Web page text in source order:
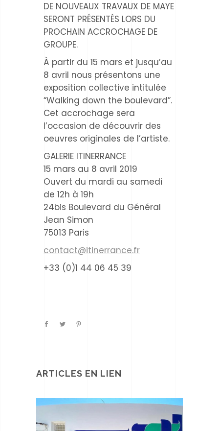
DE NOUVEAUX TRAVAUX DE MAYE
SERONT PRÉSENTÉS LORS DU
PROCHAIN ACCROCHAGE DE
GROUPE.
À partir du 15 mars et jusqu’au
8 avril nous présentons une
exposition collective intitulée
“Walking down the boulevard”.
Cet accrochage sera
l’occasion de découvrir des
oeuvres originales de l’artiste.
GALERIE ITINERRANCE
15 mars au 8 avril 2019
Ouvert du mardi au samedi
de 12h à 19h
24bis Boulevard du Général
Jean Simon
75013 Paris
contact@itinerrance.fr
+33 (0)1 44 06 45 39
ARTICLES EN LIEN